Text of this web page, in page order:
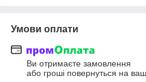
Умови оплати
Ви отримаєте замовлення
або гроші повернуться на